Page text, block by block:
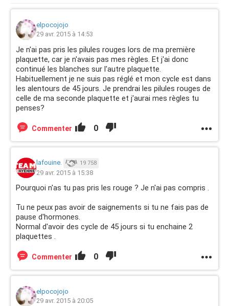
elpocojojo
29 avr. 2015 à 14:53
Je n'ai pas pris les pilules rouges lors de ma première
plaquette, car je n'avais pas mes règles. Et j'ai donc
continué les blanches sur l'autre plaquette.
Habituellement je ne suis pas réglé et mon cycle est dans
les alentours de 45 jours. Je prendrai les pilules rouges de
celle de ma seconde plaquette et j'aurai mes règles tu
penses?
Commenter 0
lafouine. 19 758
29 avr. 2015 à 15:38
Pourquoi n'as tu pas pris les rouge ? Je n'ai pas compris .
Tu ne peux pas avoir de saignements si tu ne fais pas de
pause d'hormones.
Normal d'avoir des cycle de 45 jours si tu enchaine 2
plaquettes .
Commenter 0
elpocojojo
29 avr. 2015 à 20:05